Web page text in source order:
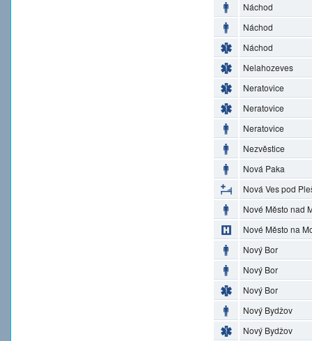
Náchod
Náchod
Náchod
Nelahozeves
Neratovice
Neratovice
Neratovice
Nezvěstice
Nová Paka
Nová Ves pod
Nové Město nad
Nové Město na
Nový Bor
Nový Bor
Nový Bor
Nový Bydžov
Nový Bydžov